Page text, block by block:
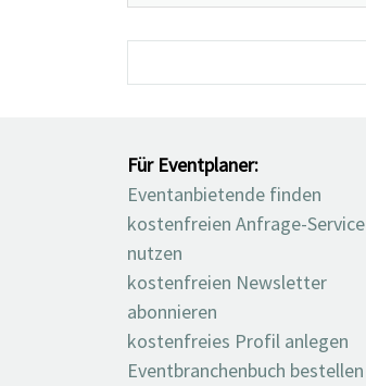
Für Eventplaner:
Eventanbietende finden
kostenfreien Anfrage-Service
nutzen
kostenfreien Newsletter
abonnieren
kostenfreies Profil anlegen
Eventbranchenbuch bestellen